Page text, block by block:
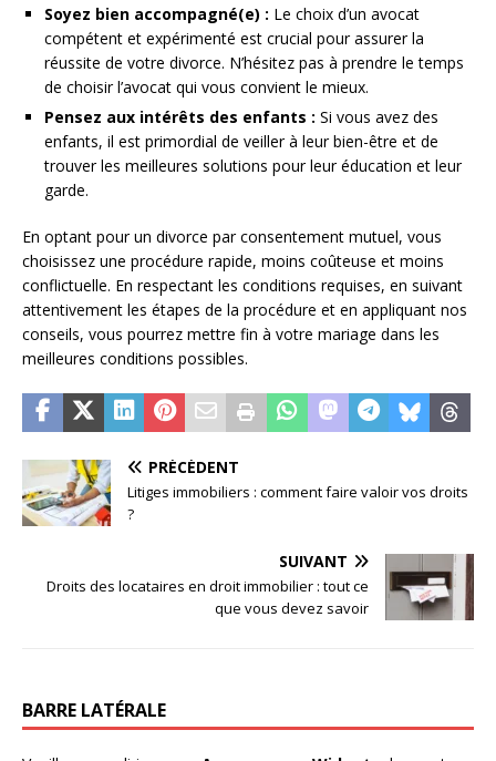
Soyez bien accompagné(e) : Le choix d’un avocat
compétent et expérimenté est crucial pour assurer la
réussite de votre divorce. N’hésitez pas à prendre le temps
de choisir l’avocat qui vous convient le mieux.
Pensez aux intérêts des enfants : Si vous avez des
enfants, il est primordial de veiller à leur bien-être et de
trouver les meilleures solutions pour leur éducation et leur
garde.
En optant pour un divorce par consentement mutuel, vous
choisissez une procédure rapide, moins coûteuse et moins
conflictuelle. En respectant les conditions requises, en suivant
attentivement les étapes de la procédure et en appliquant nos
conseils, vous pourrez mettre fin à votre mariage dans les
meilleures conditions possibles.
PRÉCÉDENT
Litiges immobiliers : comment faire valoir vos droits
?
SUIVANT
Droits des locataires en droit immobilier : tout ce
que vous devez savoir
BARRE LATÉRALE